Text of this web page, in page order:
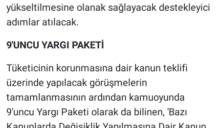
yükseltilmesine olanak sağlayacak destekleyici
adımlar atılacak.
9'UNCU YARGI PAKETİ
Tüketicinin korunmasına dair kanun teklifi
üzerinde yapılacak görüşmelerin
tamamlanmasının ardından kamuoyunda
9'uncu Yargı Paketi olarak da bilinen, 'Bazı
Teknoloji
Yerel Gündem